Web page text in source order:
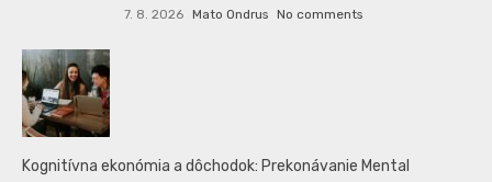
7. 8. 2026 Mato Ondrus No comments
Kognitívna ekonómia a dôchodok: Prekonávanie Mental